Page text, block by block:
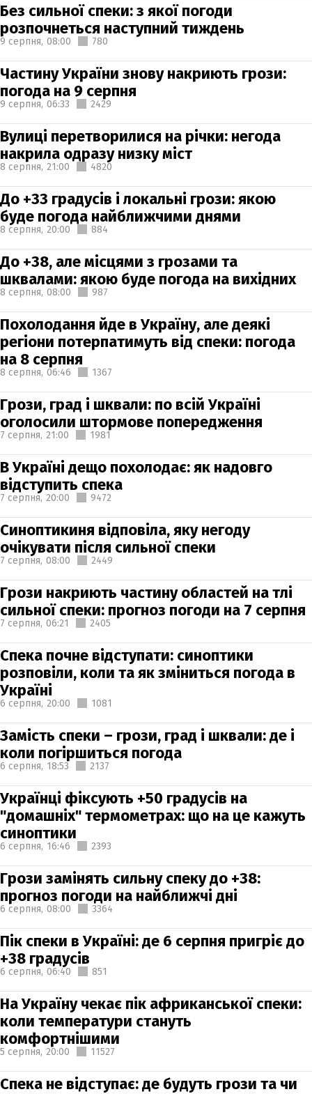
Без сильної спеки: з якої погоди
розпочнеться наступний тиждень
9 серпня, 08:00 780
Частину України знову накриють грози:
погода на 9 серпня
9 серпня, 06:33 2429
Вулиці перетворилися на річки: негода
накрила одразу низку міст
8 серпня, 21:00 4820
До +33 градусів і локальні грози: якою
буде погода найближчими днями
8 серпня, 20:00 884
До +38, але місцями з грозами та
шквалами: якою буде погода на вихідних
8 серпня, 08:00 987
Похолодання йде в Україну, але деякі
регіони потерпатимуть від спеки: погода
на 8 серпня
8 серпня, 06:46 1367
Грози, град і шквали: по всій Україні
оголосили штормове попередження
7 серпня, 21:00 1981
В Україні дещо похолодає: як надовго
відступить спека
7 серпня, 20:00 9472
Синоптикиня відповіла, яку негоду
очікувати після сильної спеки
7 серпня, 08:00 2449
Грози накриють частину областей на тлі
сильної спеки: прогноз погоди на 7 серпня
7 серпня, 06:21 2405
Спека почне відступати: синоптики
розповіли, коли та як зміниться погода в
Україні
6 серпня, 20:00 1081
Замість спеки – грози, град і шквали: де і
коли погіршиться погода
6 серпня, 18:53 2137
Українці фіксують +50 градусів на
"домашніх" термометрах: що на це кажуть
синоптики
6 серпня, 16:46 2393
Грози замінять сильну спеку до +38:
прогноз погоди на найближчі дні
6 серпня, 08:00 3364
Пік спеки в Україні: де 6 серпня пригріє до
+38 градусів
6 серпня, 06:40 851
На Україну чекає пік африканської спеки:
коли температури стануть
комфортнішими
5 серпня, 20:00 11527
Спека не відступає: де будуть грози та чи